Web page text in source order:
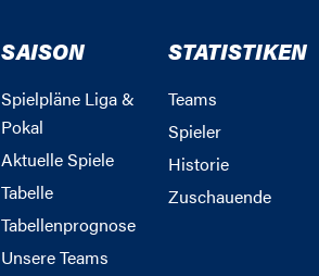
SAISON
Spielpläne Liga &
Pokal
Aktuelle Spiele
Tabelle
Tabellenprognose
Unsere Teams
STATISTIKEN
Teams
Spieler
Historie
Zuschauende